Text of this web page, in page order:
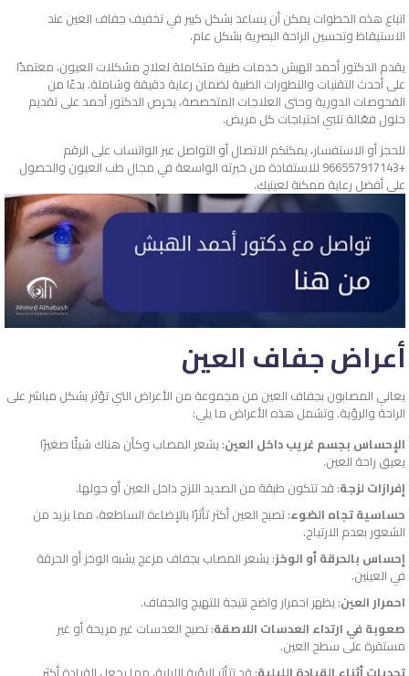
اتباع هذه الخطوات يمكن أن يساعد بشكل كبير في تخفيف جفاف العين عند
الاستيقاظ وتحسين الراحة البصرية بشكل عام.
يقدم الدكتور أحمد الهبش خدمات طبية متكاملة لعلاج مشكلات العيون، معتمدًا
على أحدث التقنيات والتطورات الطبية لضمان رعاية دقيقة وشاملة. بدءًا من
الفحوصات الدورية وحتى العلاجات المتخصصة، يحرص الدكتور أحمد على تقديم
حلول فعّالة تلبي احتياجات كل مريض.
للحجز أو الاستفسار، يمكنكم الاتصال أو التواصل عبر الواتساب على الرقم
+966557917143 للاستفادة من خبرته الواسعة في مجال طب العيون والحصول
على أفضل رعاية ممكنة لعينيك.
أعراض جفاف العين
يعاني المصابون بجفاف العين من مجموعة من الأعراض التي تؤثر بشكل مباشر على
الراحة والرؤية. وتشمل هذه الأعراض ما يلي:
الإحساس بجسم غريب داخل العين: يشعر المصاب وكأن هناك شيئًا صغيرًا
يعيق راحة العين.
إفرازات لزجة: قد تتكون طبقة من الصديد اللزج داخل العين أو حولها.
حساسية تجاه الضوء: تصبح العين أكثر تأثرًا بالإضاءة الساطعة، مما يزيد من
الشعور بعدم الارتياح.
إحساس بالحرقة أو الوخز: يشعر المصاب بجفاف مزعج يشبه الوخز أو الحرقة
في العينين.
احمرار العين: يظهر احمرار واضح نتيجة للتهيج والجفاف.
صعوبة في ارتداء العدسات اللاصقة: تصبح العدسات غير مريحة أو غير
مستقرة على سطح العين.